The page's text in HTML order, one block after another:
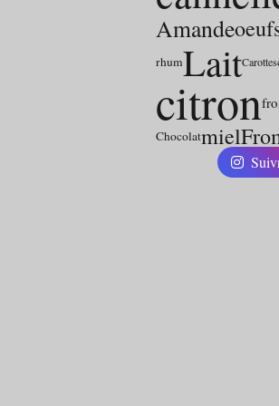
Amande
rhumLaitCarottes
citron
Chocolatmiel